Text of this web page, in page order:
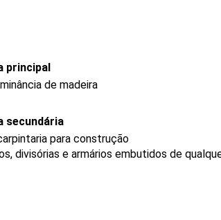
principal
de madeira
secundária
para construção
divisórias e armários embutidos de